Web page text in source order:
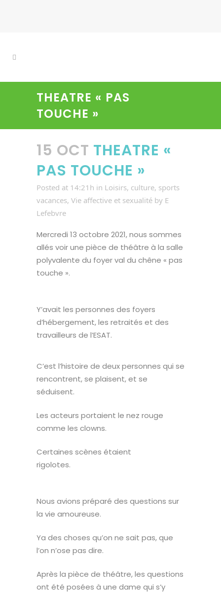
THEATRE « PAS
TOUCHE »
15 OCT THEATRE «
PAS TOUCHE »
Posted at 14:21h in Loisirs, culture, sports
vacances, Vie affective et sexualité by E
Lefebvre
Mercredi 13 octobre 2021, nous sommes
allés voir une pièce de théâtre à la salle
polyvalente du foyer val du chêne « pas
touche ».
Y’avait les personnes des foyers
d’hébergement, les retraités et des
travailleurs de l’ESAT.
C’est l’histoire de deux personnes qui se
rencontrent, se plaisent, et se
séduisent.
Les acteurs portaient le nez rouge
comme les clowns.
Certaines scènes étaient
rigolotes.
Nous avions préparé des questions sur
la vie amoureuse.
Ya des choses qu’on ne sait pas, que
l’on n’ose pas dire.
Après la pièce de théâtre, les questions
ont été posées à une dame qui s’y